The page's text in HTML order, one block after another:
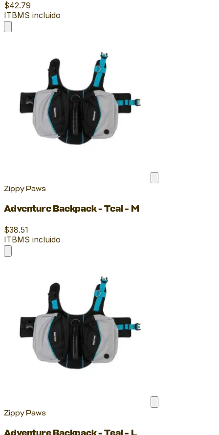
$42.79
ITBMS incluido
Zippy Paws
Adventure Backpack - Teal - M
$38.51
ITBMS incluido
Zippy Paws